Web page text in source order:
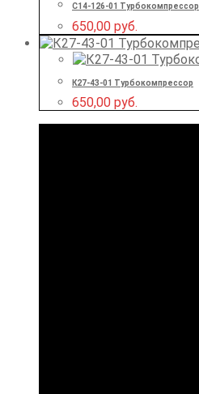
С14-126-01 Турбокомпрессор
650,00 руб.
К27-43-01 Турбокомпрессор
650,00 руб.